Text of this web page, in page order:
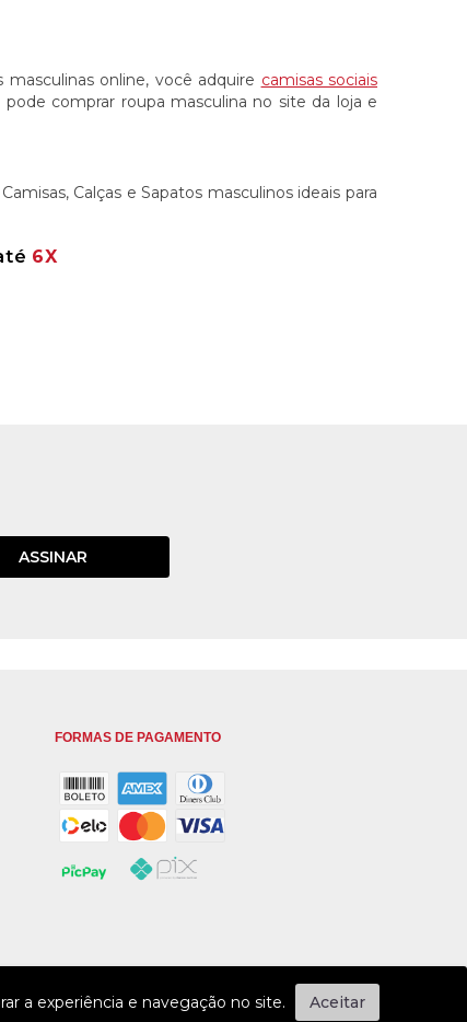
online, você adquire camisas sociais
comprar roupa masculina no site da loja e
Calças e Sapatos masculinos ideais para
6X
ASSINAR
FORMAS DE PAGAMENTO
a experiência e navegação no site. Aceitar